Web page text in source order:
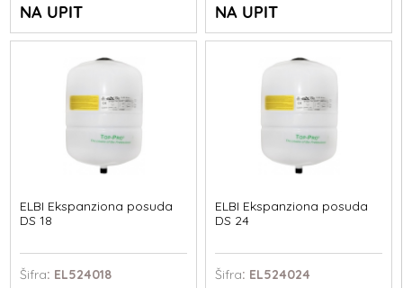
NA UPIT NA UPIT
ELBI Ekspanziona posuda
DS 18
Šifra: EL524018
ELBI Ekspanziona posuda
DS 24
Šifra: EL524024